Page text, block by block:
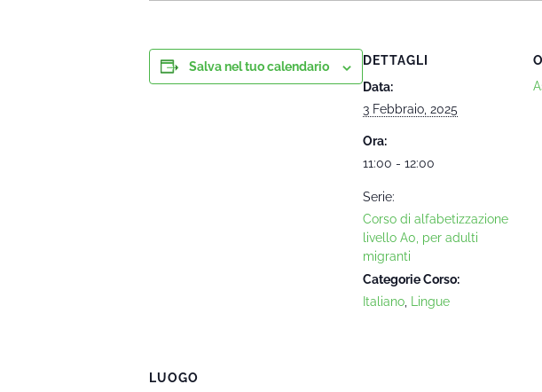
Salva nel tuo calendario
DETTAGLI
Data:
3 Febbraio, 2025
Ora:
11:00 - 12:00
Serie:
Corso di alfabetizzazione
livello A0, per adulti
migranti
Categorie Corso:
Italiano
Lingue
LUOGO